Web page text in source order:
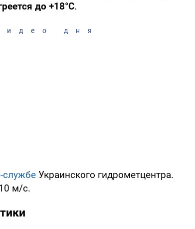
до +18°С.
дня
службе Украинского гидрометцентра.
м/с.